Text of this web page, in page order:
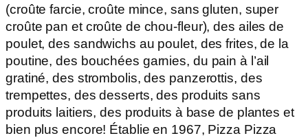
(croûte farcie, croûte mince, sans gluten, super
croûte pan et croûte de chou-fleur), des ailes de
poulet, des sandwichs au poulet, des frites, de la
poutine, des bouchées garnies, du pain à l’ail
gratiné, des strombolis, des panzerottis, des
trempettes, des desserts, des produits sans
produits laitiers, des produits à base de plantes et
bien plus encore! Établie en 1967, Pizza Pizza